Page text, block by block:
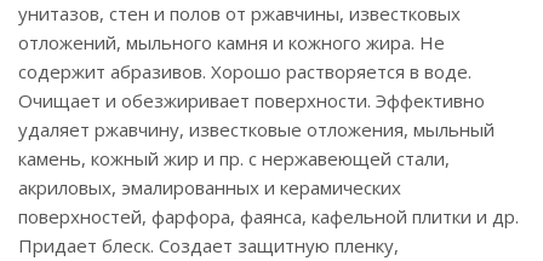
унитазов, стен и полов от ржавчины, известковых
отложений, мыльного камня и кожного жира. Не
содержит абразивов. Хорошо растворяется в воде.
Очищает и обезжиривает поверхности. Эффективно
удаляет ржавчину, известковые отложения, мыльный
камень, кожный жир и пр. с нержавеющей стали,
акриловых, эмалированных и керамических
поверхностей, фарфора, фаянса, кафельной плитки и др.
Придает блеск. Создает защитную пленку,